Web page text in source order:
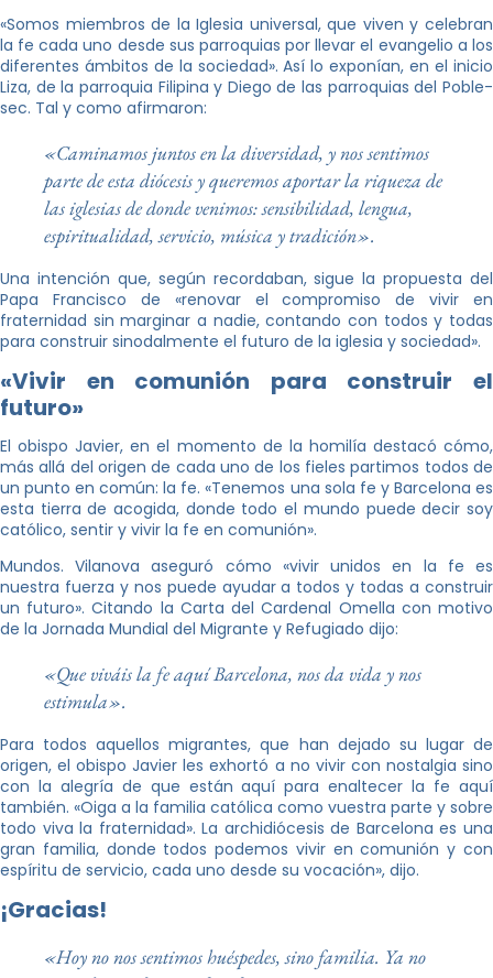
«Somos miembros de la Iglesia universal, que viven y celebran
la fe cada uno desde sus parroquias por llevar el evangelio a los
diferentes ámbitos de la sociedad». Así lo exponían, en el inicio
Liza, de la parroquia Filipina y Diego de las parroquias del Poble-
sec. Tal y como afirmaron:
«Caminamos juntos en la diversidad, y nos sentimos
parte de esta diócesis y queremos aportar la riqueza de
las iglesias de donde venimos: sensibilidad, lengua,
espiritualidad, servicio, música y tradición».
Una intención que, según recordaban, sigue la propuesta del
Papa Francisco de «renovar el compromiso de vivir en
fraternidad sin marginar a nadie, contando con todos y todas
para construir sinodalmente el futuro de la iglesia y sociedad».
«Vivir en comunión para construir el
futuro»
El obispo Javier, en el momento de la homilía destacó cómo,
más allá del origen de cada uno de los fieles partimos todos de
un punto en común: la fe. «Tenemos una sola fe y Barcelona es
esta tierra de acogida, donde todo el mundo puede decir soy
católico, sentir y vivir la fe en comunión».
Mundos. Vilanova aseguró cómo «vivir unidos en la fe es
nuestra fuerza y ​​nos puede ayudar a todos y todas a construir
un futuro». Citando la Carta del Cardenal Omella con motivo
de la Jornada Mundial del Migrante y Refugiado dijo:
«Que viváis la fe aquí Barcelona, ​​nos da vida y nos
estimula».
Para todos aquellos migrantes, que han dejado su lugar de
origen, el obispo Javier les exhortó a no vivir con nostalgia sino
con la alegría de que están aquí para enaltecer la fe aquí
también. «Oiga a la familia católica como vuestra parte y sobre
todo viva la fraternidad». La archidiócesis de Barcelona es una
gran familia, donde todos podemos vivir en comunión y con
espíritu de servicio, cada uno desde su vocación», dijo.
¡Gracias!
«Hoy no nos sentimos huéspedes, sino familia. Ya no